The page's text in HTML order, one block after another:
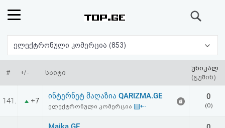
რეიტინგი
(მთავარი)
ფოსტა
ელექტრონული კომერცია (853)
# +/- საიტი
უნიკალ.
(გუშინ)
141. +7
ინტერნეტ მაღაზია QARIZMA.GE
ელექტრონული კომერცია ▤⇠
0
(0)